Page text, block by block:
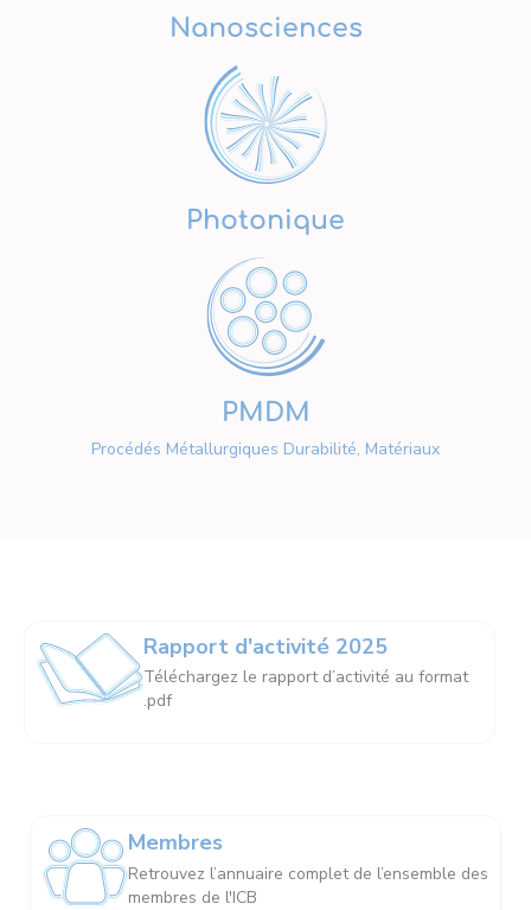
Nanosciences
Photonique
PMDM
Procédés Métallurgiques Durabilité, Matériaux
Rapport d'activité 2025
Téléchargez le rapport d’activité au format
.pdf
Membres
Retrouvez l’annuaire complet de l’ensemble des
membres de l'ICB